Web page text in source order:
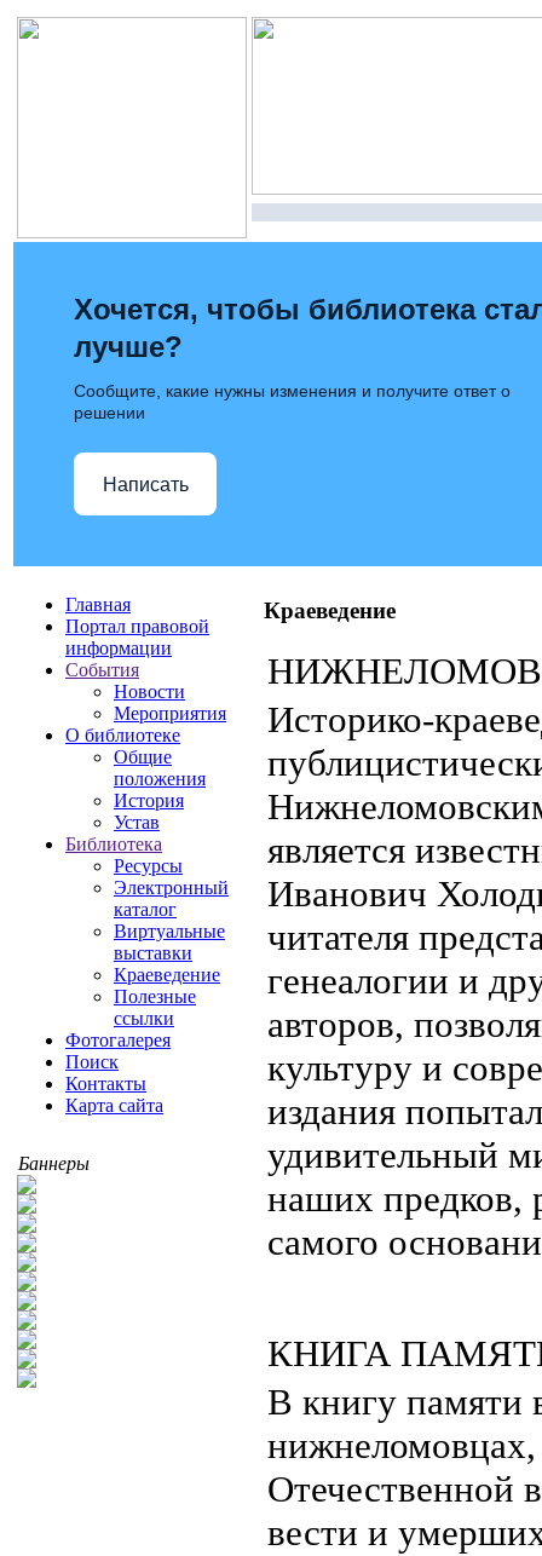
Хочется, чтобы библиотека
лучше?
Сообщите, какие нужны изменения и получите ответ о
решении
Написать
Главная
Портал правовой
информации
События
Новости
Мероприятия
О библиотеке
Общие
положения
История
Устав
Библиотека
Ресурсы
Электронный
каталог
Виртуальные
выставки
Краеведение
Полезные
ссылки
Фотогалерея
Поиск
Контакты
Карта сайта
Баннеры
Краеведение
Историко-
является
Иванович
читателя
генеалогии и
авторов,
культуру и
издания
удивительный
наших предков,
самого
КНИГА
В книгу памяти
Отечественной
вести и